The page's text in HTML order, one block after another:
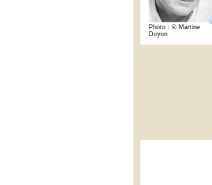
Photo : © Martine
Doyon